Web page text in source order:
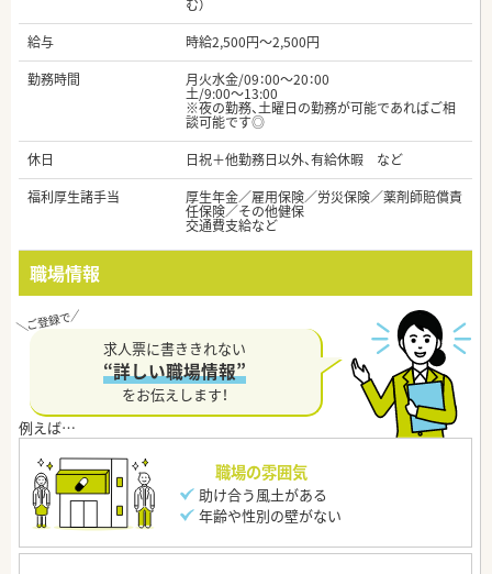
む）
給与
時給2,500円～2,500円
勤務時間
月火水金/09：00～20：00
土/9:00～13:00
※夜の勤務、土曜日の勤務が可能であればご相
談可能です◎
休日
日祝＋他勤務日以外、有給休暇 など
福利厚生諸手当
厚生年金／雇用保険／労災保険／薬剤師賠償責
任保険／その他健保
交通費支給など
職場情報
求人票に書ききれない
“詳しい職場情報”
をお伝えします！
職場の雰囲気
助け合う風土がある
年齢や性別の壁がない